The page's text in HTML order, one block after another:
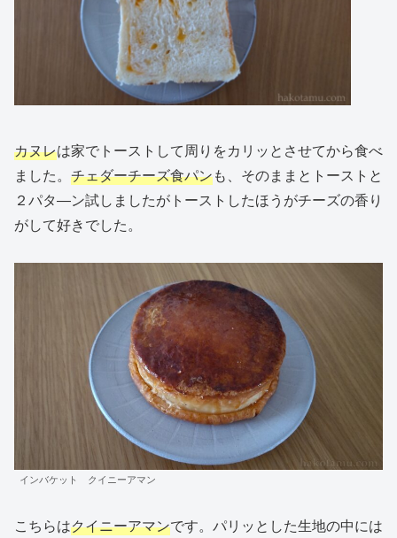
カヌレは家でトーストして周りをカリッとさせてから食べ
ました。 チェダーチーズ食パンも、そのままとトーストと
２パタ―ン試しましたがトーストしたほうがチーズの香り
がして好きでした。
インバケット クイニーアマン
こちらはクイニーアマンです。パリッとした生地の中には